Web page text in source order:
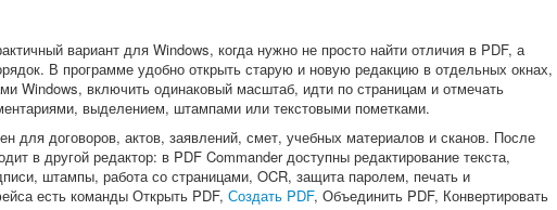
вариант для Windows, когда нужно не просто найти отличия в PDF, а
В программе удобно открыть старую и новую редакцию в отдельных окнах,
Windows, включить одинаковый масштаб, идти по страницам и отмечать
выделением, штампами или текстовыми пометками.
для договоров, актов, заявлений, смет, учебных материалов и сканов. После
в другой редактор: в PDF Commander доступны редактирование текста,
штампы, работа со страницами, OCR, защита паролем, печать и
есть команды Открыть PDF, Создать PDF, Объединить PDF, Конвертировать